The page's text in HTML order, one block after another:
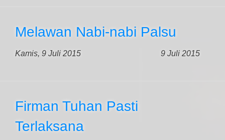
Melawan Nabi-nabi Palsu
Kamis, 9 Juli 2015 9 Juli 2015
Firman Tuhan Pasti
Terlaksana